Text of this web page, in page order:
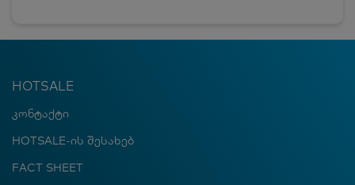
HOTSALE
კონტაქტი
HOTSALE-ის შესახებ
FACT SHEET